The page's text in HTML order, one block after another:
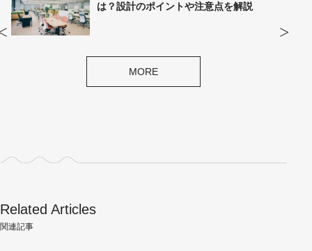
は？設計のポイントや注意点を解説
MORE
Related Articles
関連記事